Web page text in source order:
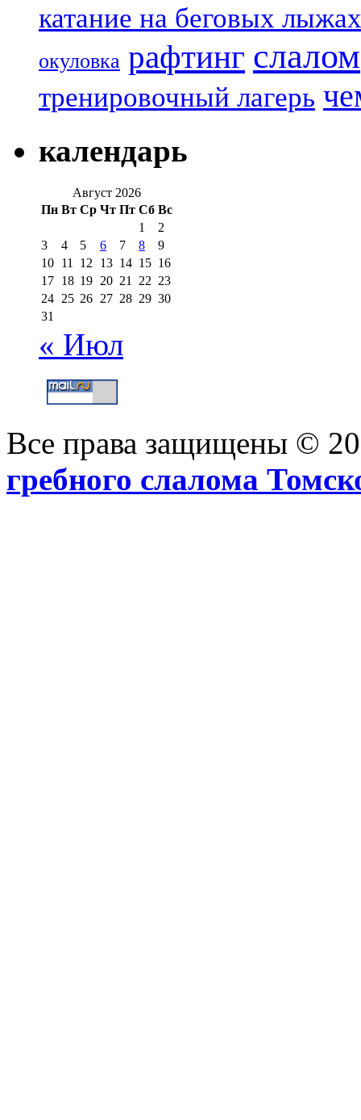
катание на беговых лыжах
окуловка рафтинг слалом
тренировочный лагерь
календарь
Август 2026
Пн Вт Ср Чт Пт Сб Вс
1
2
3
4 5 6 7 8
9
10 11 12 13 14 15 16
17 18 19 20 21 22 23
24 25 26 27 28 29 30
31
« Июл
Все права защищены ©
гребного слалома